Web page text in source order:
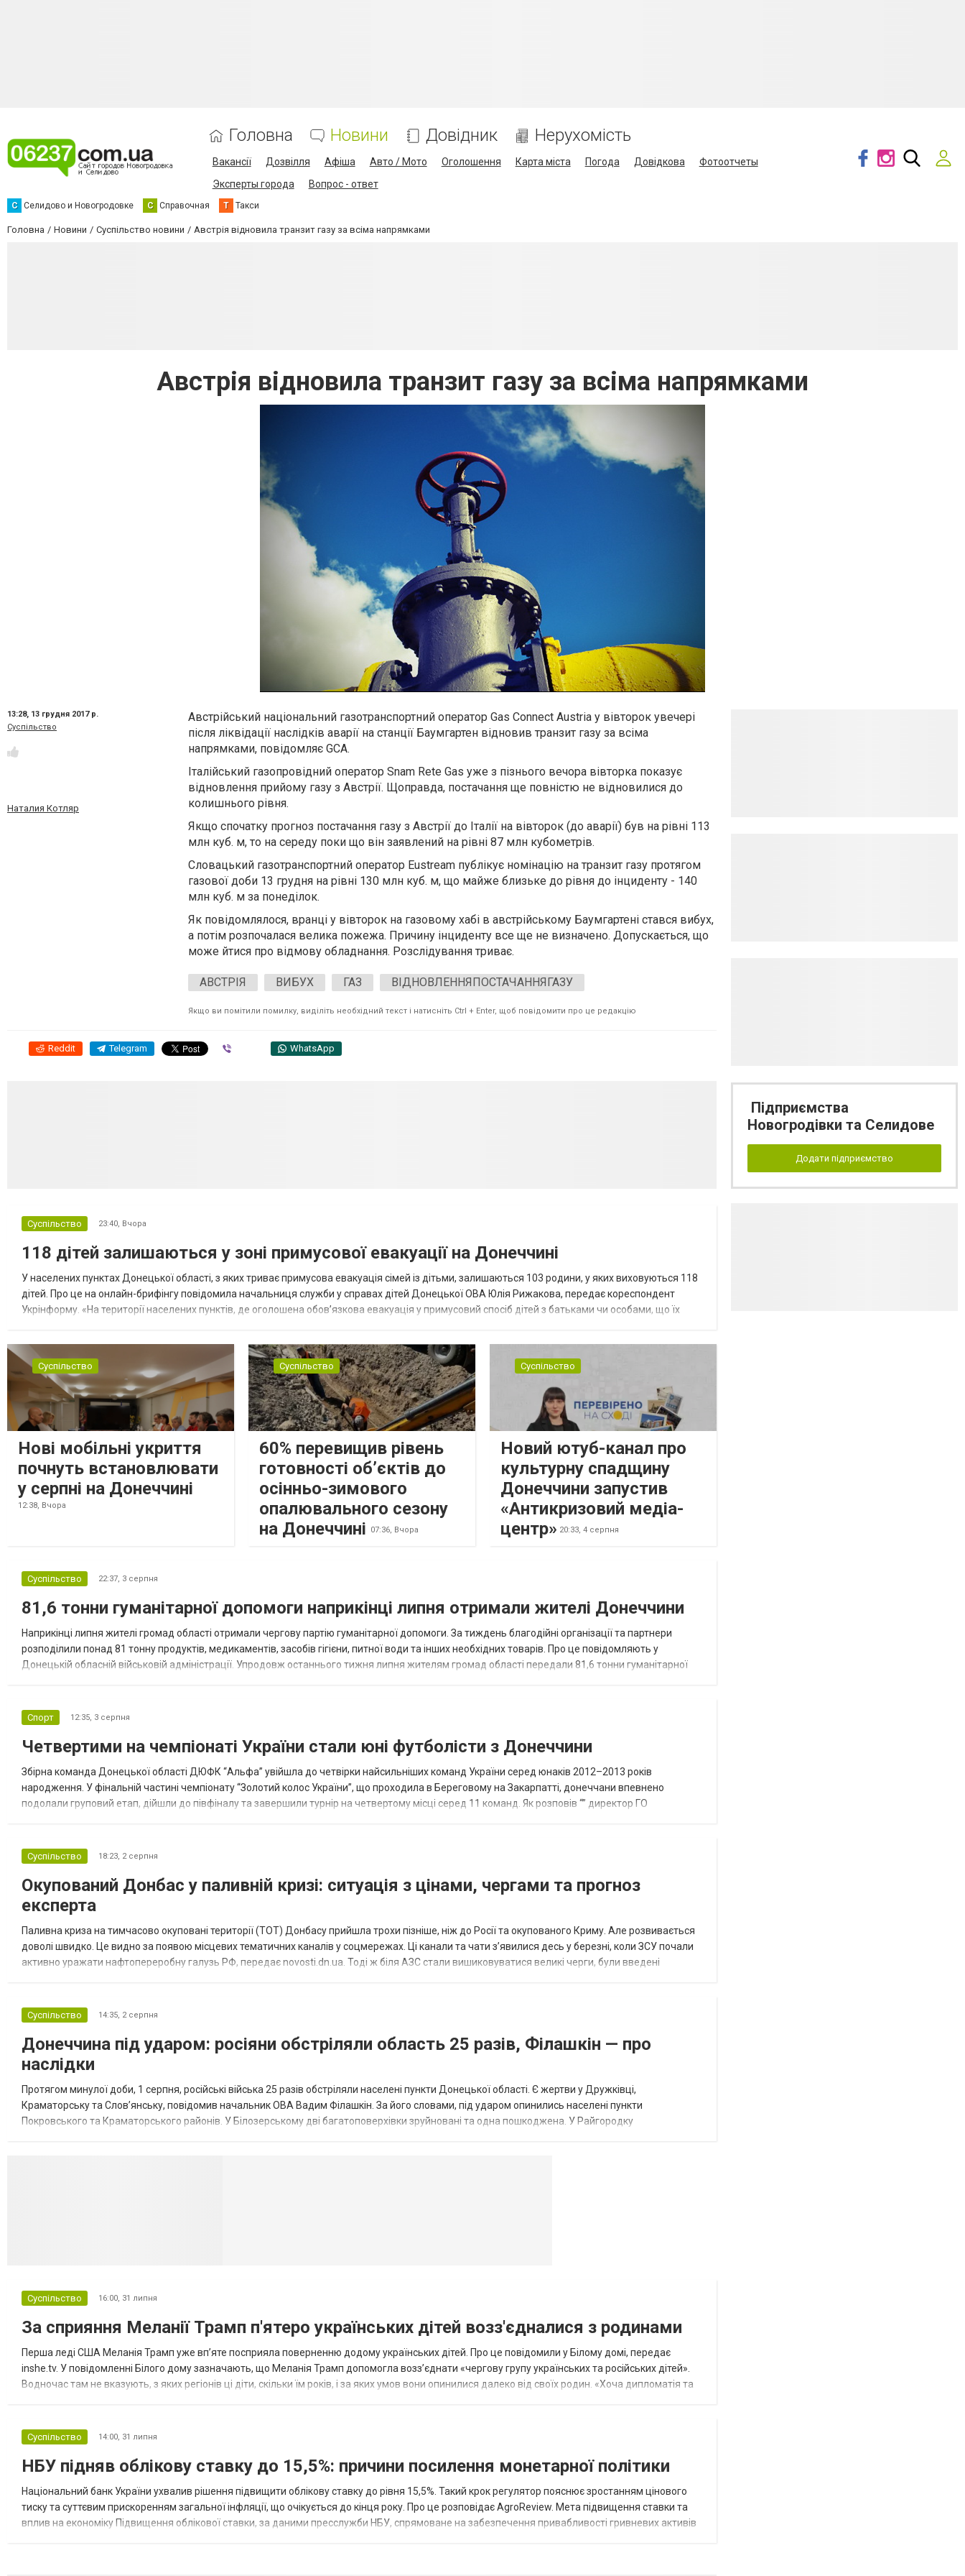
Головна Новини Довідник Нерухомість
Вакансії Дозвілля Афіша Авто / Мото Оголошення Карта міста Погода Довідкова
Фотоотчеты
Эксперты города
Вопрос - ответ
С Селидово и Новогродовке С Справочная Т Такси
Головна Новини Суспільство новини Австрія відновила транзит газу за всіма напрямками
Австрія відновила транзит газу за всіма напрямками
13:28, 13 грудня 2017 р.
Суспільство
Наталия Котляр
Австрійський національний газотранспортний оператор Gas Connect Austria у вівторок увечері
після ліквідації наслідків аварії на станції Баумгартен відновив транзит газу за всіма
напрямками, повідомляє GCA.
Італійський газопровідний оператор Snam Rete Gas уже з пізнього вечора вівторка показує
відновлення прийому газу з Австрії. Щоправда, постачання ще повністю не відновилися до
колишнього рівня.
Якщо спочатку прогноз постачання газу з Австрії до Італії на вівторок (до аварії) був на рівні 113
млн куб. м, то на середу поки що він заявлений на рівні 87 млн кубометрів.
Словацький газотранспортний оператор Eustream публікує номінацію на транзит газу протягом
газової доби 13 грудня на рівні 130 млн куб. м, що майже близьке до рівня до інциденту - 140
млн куб. м за понеділок.
Як повідомлялося, вранці у вівторок на газовому хабі в австрійському Баумгартені стався вибух,
а потім розпочалася велика пожежа. Причину інциденту все ще не визначено. Допускається, що
може йтися про відмову обладнання. Розслідування триває.
АВСТРІЯ ВИБУХ ГАЗ ВІДНОВЛЕННЯПОСТАЧАННЯГАЗУ
Якщо ви помітили помилку, виділіть необхідний текст і натисніть Ctrl + Enter, щоб повідомити про це редакцію
Reddit Telegram WhatsApp
Суспільство 23:40, Вчора
118 дітей залишаються у зоні примусової евакуації на Донеччині
У населених пунктах Донецької області, з яких триває примусова евакуація сімей із дітьми, залишаються 103 родини, у яких виховуються 118
дітей. Про це на онлайн-брифінгу повідомила начальниця служби у справах дітей Донецької ОВА Юлія Рижакова, передає кореспондент
Укрінформу. «На території населених пунктів, де оголошена обов’язкова евакуація у примусовий спосіб дітей з батьками чи особами, що їх
Суспільство
Нові мобільні укриття
почнуть встановлювати
у серпні на Донеччині
12:38, Вчора
Суспільство
60% перевищив рівень
готовності об’єктів до
осінньо-зимового
опалювального сезону
на Донеччині
07:36, Вчора
Суспільство
Новий ютуб-канал про
культурну спадщину
Донеччини запустив
«Антикризовий медіа-
центр» 20:33, 4 серпня
Суспільство 22:37, 3 серпня
81,6 тонни гуманітарної допомоги наприкінці липня отримали жителі Донеччини
Наприкінці липня жителі громад області отримали чергову партію гуманітарної допомоги. За тиждень благодійні організації та партнери
розподілили понад 81 тонну продуктів, медикаментів, засобів гігієни, питної води та інших необхідних товарів. Про це повідомляють у
Донецькій обласній військовій адміністрації. Упродовж останнього тижня липня жителям громад області передали 81,6 тонни гуманітарної
Спорт 12:35, 3 серпня
Четвертими на чемпіонаті України стали юні футболісти з Донеччини
Збірна команда Донецької області ДЮФК “Альфа” увійшла до четвірки найсильніших команд України серед юнаків 2012–2013 років
народження. У фінальній частині чемпіонату “Золотий колос України”, що проходила в Береговому на Закарпатті, донеччани впевнено
подолали груповий етап, дійшли до півфіналу та завершили турнір на четвертому місці серед 11 команд. Як розповів “” директор ГО
Суспільство 18:23, 2 серпня
Окупований Донбас у паливній кризі: ситуація з цінами, чергами та прогноз
експерта
Паливна криза на тимчасово окуповані території (ТОТ) Донбасу прийшла трохи пізніше, ніж до Росії та окупованого Криму. Але розвивається
доволі швидко. Це видно за появою місцевих тематичних каналів у соцмережах. Ці канали та чати з’явилися десь у березні, коли ЗСУ почали
активно уражати нафтопереробну галузь РФ, передає novosti.dn.ua. Тоді ж біля АЗС стали вишиковуватися великі черги, були введені
Суспільство 14:35, 2 серпня
Донеччина під ударом: росіяни обстріляли область 25 разів, Філашкін — про
наслідки
Протягом минулої доби, 1 серпня, російські війська 25 разів обстріляли населені пункти Донецької області. Є жертви у Дружківці,
Краматорську та Слов’янську, повідомив начальник ОВА Вадим Філашкін. За його словами, під ударом опинились населені пункти
Покровського та Краматорського районів. У Білозерському дві багатоповерхівки зруйновані та одна пошкоджена. У Райгородку
Суспільство 16:00, 31 липня
За сприяння Меланії Трамп п'ятеро українських дітей возз'єдналися з родинами
Перша леді США Меланія Трамп уже впʼяте посприяла поверненню додому українських дітей. Про це повідомили у Білому домі, передає
inshe.tv. У повідомленні Білого дому зазначають, що Меланія Трамп допомогла возз’єднати «чергову групу українських та російських дітей».
Водночас там не вказують, з яких регіонів ці діти, скільки їм років, і за яких умов вони опинилися далеко від своїх родин. «Хоча дипломатія та
Суспільство 14:00, 31 липня
НБУ підняв облікову ставку до 15,5%: причини посилення монетарної політики
Національний банк України ухвалив рішення підвищити облікову ставку до рівня 15,5%. Такий крок регулятор пояснює зростанням цінового
тиску та суттєвим прискоренням загальної інфляції, що очікується до кінця року. Про це розповідає AgroReview. Мета підвищення ставки та
вплив на економіку Підвищення облікової ставки, за даними пресслужби НБУ, спрямоване на забезпечення привабливості гривневих активів
Підприємства
Новогродівки та Селидове
Додати підприємство